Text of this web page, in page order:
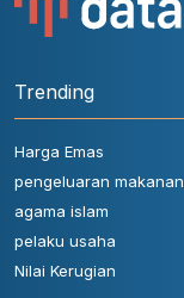
Trending
Harga Emas
pengeluaran makanan
agama islam
pelaku usaha
Nilai Kerugian